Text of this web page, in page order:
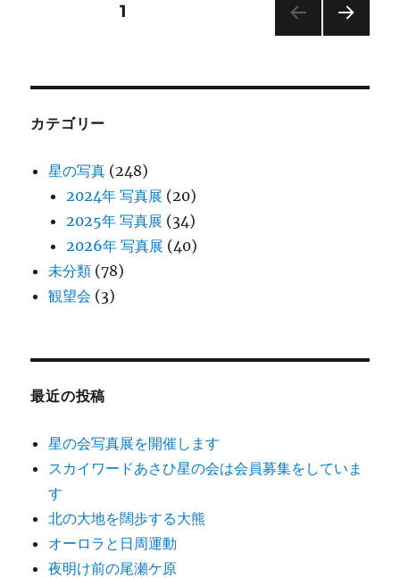
の
ペ
ー
ジ
送
固定ページ1
カテゴリー
星の写真 (248)
2024年 写真展 (20)
2025年 写真展 (34)
2026年 写真展 (40)
未分類 (78)
観望会 (3)
最近の投稿
星の会写真展を開催します
スカイワードあさひ星の会は会員募集をしていま
す
北の大地を闊歩する大熊
オーロラと日周運動
夜明け前の尾瀬ケ原